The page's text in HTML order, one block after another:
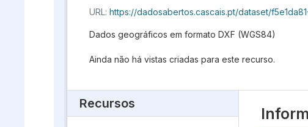
URL: https://dadosabertos.cascais.pt/dataset/f5e1da81-5070-45e7-af26-
Dados geográficos em formato DXF (WGS84)
Ainda não há vistas criadas para este recurso.
Recursos